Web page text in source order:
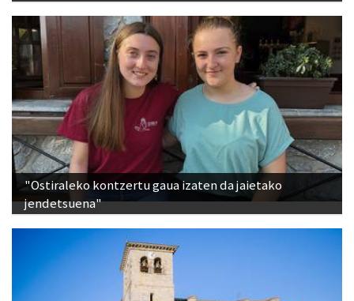
"Ostiraleko kontzertu gaua izaten da jaietako
jendetsuena"